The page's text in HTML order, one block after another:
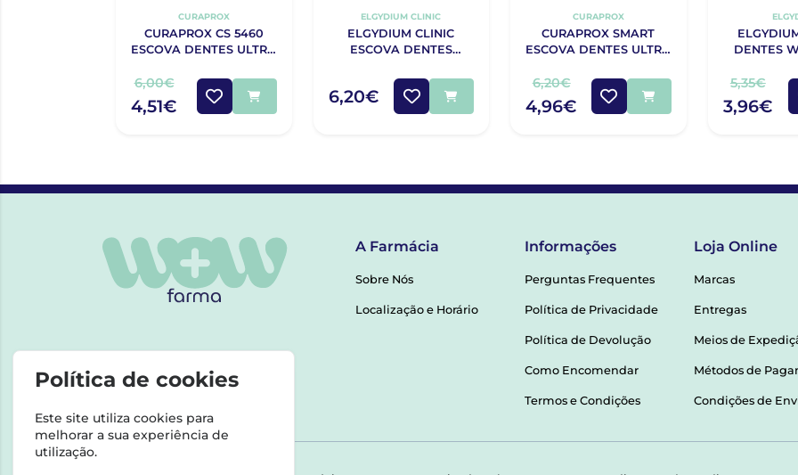
CURAPROX
CURAPROX CS 5460
ESCOVA DENTES ULTRA
6,00€
4,51€
ELGYDIUM CLINIC
ELGYDIUM CLINIC
ESCOVA DENTES
6,20€
CURAPROX
CURAPROX SMART
ESCOVA DENTES ULTRA
6,20€
4,96€
DENTES
5,35€
3,96€
A Farmácia
Sobre Nós
Localização e Horário
Informações
Perguntas Frequentes
Política de Privacidade
Política de Devolução
Como Encomendar
Termos e Condições
Loja Online
Marcas
Entregas
Meios de
Métodos de
Condições de
Política de cookies
Este site utiliza cookies para
melhorar a sua experiência de
utilização.